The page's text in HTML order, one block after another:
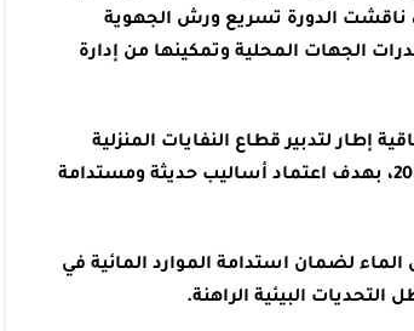
ناقشت الدورة تسريع ورش الجهوية
الجهات المحلية وتمكينها من إدارة
إطار لتدبير قطاع النفايات المنزلية
والمماثلة لها للفترة الممتدة من 2025 إلى 2034، بهدف اعتماد أساليب حديثة ومستدامة
لضمان استدامة الموارد المائية في
البيئية الراهنة.